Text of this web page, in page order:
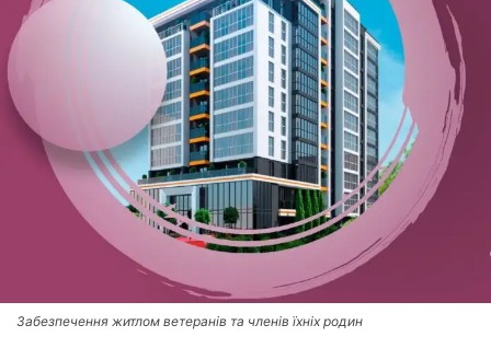
Забезпечення житлом ветеранів та членів їхніх родин